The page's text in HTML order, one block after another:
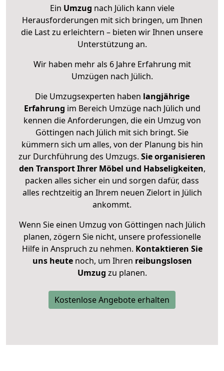
Ein Umzug nach Jülich kann viele
Herausforderungen mit sich bringen, um Ihnen
die Last zu erleichtern – bieten wir Ihnen unsere
Unterstützung an.
Wir haben mehr als 6 Jahre Erfahrung mit
Umzügen nach Jülich.
Die Umzugsexperten haben langjährige
Erfahrung im Bereich Umzüge nach Jülich und
kennen die Anforderungen, die ein Umzug von
Göttingen nach Jülich mit sich bringt. Sie
kümmern sich um alles, von der Planung bis hin
zur Durchführung des Umzugs. Sie organisieren
den Transport Ihrer Möbel und Habseligkeiten,
packen alles sicher ein und sorgen dafür, dass
alles rechtzeitig an Ihrem neuen Zielort in Jülich
ankommt.
Wenn Sie einen Umzug von Göttingen nach Jülich
planen, zögern Sie nicht, unsere professionelle
Hilfe in Anspruch zu nehmen. Kontaktieren Sie
uns heutenoch, um Ihren reibungslosen
Umzug zu planen.
Kostenlose Angebote erhalten